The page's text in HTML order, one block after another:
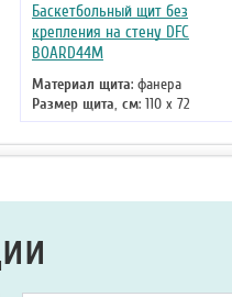
Баскетбольный щит без
крепления на стену DFC
BOARD44M
Материал щита: фанера
Размер щита, см: 110 х 72